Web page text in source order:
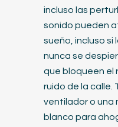
incluso las
sonido pueden
sueño, incluso si
nunca se
que bloqueen el
ruido de la calle.
ventilador o una
blanco para